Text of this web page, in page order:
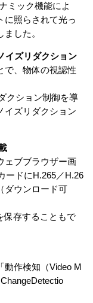
ミック機能によ
に照らされて光っ
した。
イズリダクション
で、物体の視認性
クション制御を導
イズリダクション
ェブブラウザー画
ードにH.265／H.26
ダウンロード可
保存することもで
動作検知（Video M